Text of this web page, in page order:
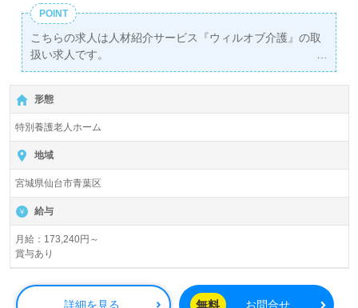
POINT
こちらの求人は人材紹介サービス『ウィルオブ介護』の取
扱い求人です。
詳細に関してお気軽にご相談ください♪
【無料】で皆さんの転職活動をサポートいたします。
形態
特別養護老人ホーム
地域
宮城県仙台市青葉区
給与
月給：173,240円～
賞与あり
詳細を見る 無料 お問合せ